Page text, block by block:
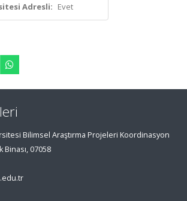
Adresli: Evet
Bilimsel Araştırma Projeleri Koordinasyon
Binası, 07058